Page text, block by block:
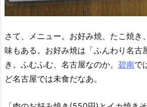
さて、メニュー。お好み焼、たこ焼き
味もある。お好み焼は「ふんわり名古
き。ふむふむ、名古屋なのか。 碧南で
ど名古屋では未食だなあ。